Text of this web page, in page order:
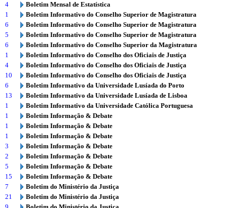
4
Boletim Mensal de Estatística
1
Boletim Informativo do Conselho Superior de Magistratura
6
Boletim Informativo do Conselho Superior de Magistratura
5
Boletim Informativo do Conselho Superior de Magistratura
6
Boletim Informativo do Conselho Superior da Magistratura
1
Boletim Informativo do Conselho dos Oficiais de Justiça
4
Boletim Informativo do Conselho dos Oficiais de Justiça
10
Boletim Informativo do Conselho dos Oficiais de Justiça
6
Boletim Informativo da Universidade Lusíada do Porto
13
Boletim Informativo da Universidade Lusíada de Lisboa
1
Boletim Informativo da Universidade Católica Portuguesa
1
Boletim Informação & Debate
1
Boletim Informação & Debate
1
Boletim Informação & Debate
3
Boletim Informação & Debate
2
Boletim Informação & Debate
5
Boletim Informação & Debate
15
Boletim Informação & Debate
7
Boletim do Ministério da Justiça
21
Boletim do Ministério da Justiça